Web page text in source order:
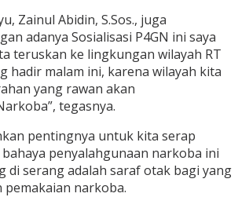
Zainul Abidin, S.Sos., juga
adanya Sosialisasi P4GN ini saya
teruskan ke lingkungan wilayah RT
hadir malam ini, karena wilayah kita
yang rawan akan
tegasnya.
pentingnya untuk kita serap
penyalahgunaan narkoba ini
di serang adalah saraf otak bagi yang
narkoba.